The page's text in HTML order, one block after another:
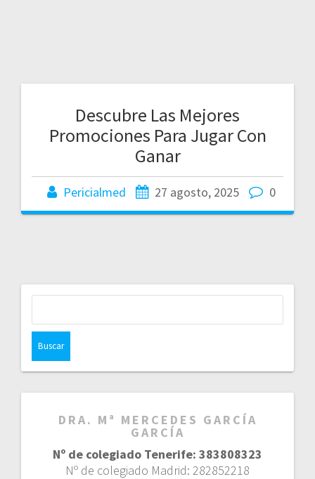
Descubre Las Mejores
Promociones Para Jugar Con
Ganar
Pericialmed 27 agosto, 2025 0
DRA. Mª MERCEDES GARCÍA
GARCÍA
Nº de colegiado Tenerife: 383808323
Nº de colegiado Madrid: 282852218